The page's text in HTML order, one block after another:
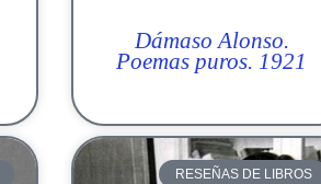
Dámaso Alonso.
Poemas puros. 1921
RESEÑAS DE LIBROS